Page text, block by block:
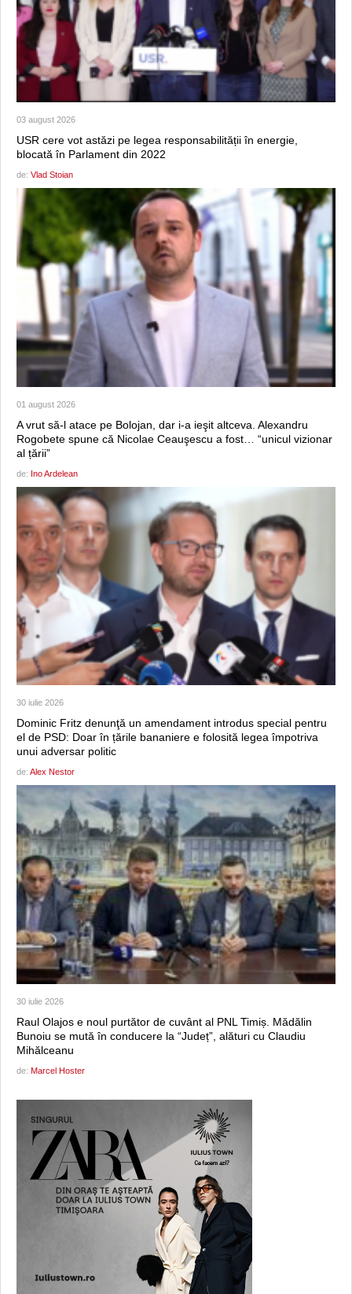
03 august 2026
USR cere vot astăzi pe legea responsabilității în energie,
blocată în Parlament din 2022
de: Vlad Stoian
01 august 2026
A vrut să-l atace pe Bolojan, dar i-a ieşit altceva. Alexandru
Rogobete spune că Nicolae Ceauşescu a fost… “unicul vizionar
al țării”
de: Ino Ardelean
30 iulie 2026
Dominic Fritz denunţă un amendament introdus special pentru
el de PSD: Doar în țările bananiere e folosită legea împotriva
unui adversar politic
de: Alex Nestor
30 iulie 2026
Raul Olajos e noul purtător de cuvânt al PNL Timiș. Mădălin
Bunoiu se mută în conducere la “Județ”, alături cu Claudiu
Mihălceanu
de: Marcel Hoster